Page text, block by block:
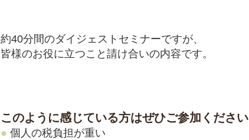
約40分間のダイジェストセミナーですが、
皆様のお役に立つこと請け合いの内容です。
このように感じている方はぜひご参加ください
● 個人の税負担が重い